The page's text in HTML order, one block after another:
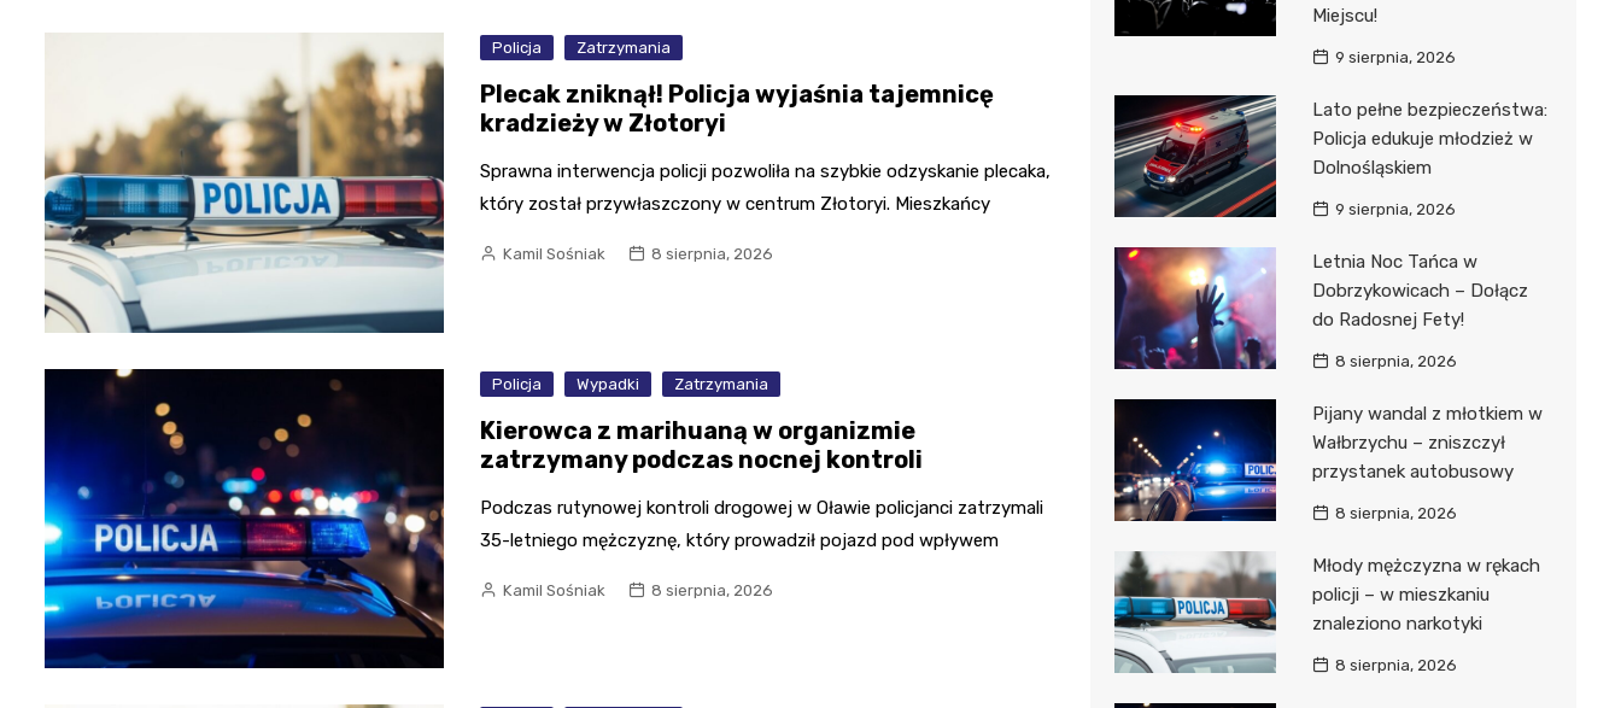
Policja Zatrzymania
Plecak zniknął! Policja wyjaśnia tajemnicę
kradzieży w Złotoryi
Sprawna interwencja policji pozwoliła na szybkie odzyskanie plecaka,
który został przywłaszczony w centrum Złotoryi. Mieszkańcy
Kamil Sośniak 8 sierpnia, 2026
Policja Wypadki Zatrzymania
Kierowca z marihuaną w organizmie
zatrzymany podczas nocnej kontroli
Podczas rutynowej kontroli drogowej w Oławie policjanci zatrzymali
35-letniego mężczyznę, który prowadził pojazd pod wpływem
Kamil Sośniak 8 sierpnia, 2026
Miejscu!
9 sierpnia, 2026
Lato pełne bezpieczeństwa:
Policja edukuje młodzież w
Dolnośląskiem
9 sierpnia, 2026
Letnia Noc Tańca w
Dobrzykowicach – Dołącz
do Radosnej Fety!
8 sierpnia, 2026
Pijany wandal z młotkiem w
Wałbrzychu – zniszczył
przystanek autobusowy
8 sierpnia, 2026
Młody mężczyzna w rękach
policji – w mieszkaniu
znaleziono narkotyki
8 sierpnia, 2026